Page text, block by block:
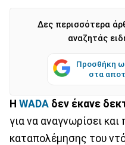
Δες περισσότερα
αναζητάς
Προσθήκη
στα
Η WADA δεν έκανε
για να αναγνωρίσει
καταπολέμησης του